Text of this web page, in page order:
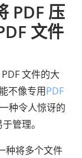
PDF 压
文件
文件的大
不像专用PDF
种令人惊讶的
管理。
种将多个文件